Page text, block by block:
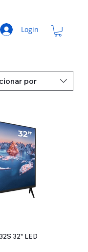
Login
por
rápida
32" LED